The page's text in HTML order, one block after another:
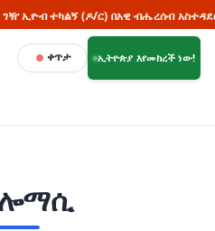
በአዊ ብሔረሰብ አስተዳደር ዞን የገጠር ኮሪደር
ቀጥታ ኢትዮጵያ እየመከረች ነው!